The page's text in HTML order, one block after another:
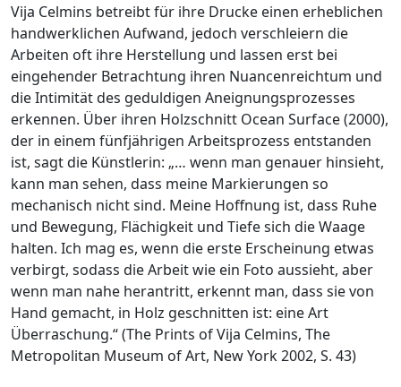
Vija Celmins betreibt für ihre Drucke einen erheblichen
handwerklichen Aufwand, jedoch verschleiern die
Arbeiten oft ihre Herstellung und lassen erst bei
eingehender Betrachtung ihren Nuancenreichtum und
die Intimität des geduldigen Aneignungsprozesses
erkennen. Über ihren Holzschnitt Ocean Surface (2000),
der in einem fünfjährigen Arbeitsprozess entstanden
ist, sagt die Künstlerin: „… wenn man genauer hinsieht,
kann man sehen, dass meine Markierungen so
mechanisch nicht sind. Meine Hoffnung ist, dass Ruhe
und Bewegung, Flächigkeit und Tiefe sich die Waage
halten. Ich mag es, wenn die erste Erscheinung etwas
verbirgt, sodass die Arbeit wie ein Foto aussieht, aber
wenn man nahe herantritt, erkennt man, dass sie von
Hand gemacht, in Holz geschnitten ist: eine Art
Überraschung.“ (The Prints of Vija Celmins, The
Metropolitan Museum of Art, New York 2002, S. 43)